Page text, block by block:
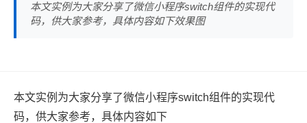
本文实例为大家分享了微信小程序switch组件的实现代
码，供大家参考，具体内容如下效果图
本文实例为大家分享了微信小程序switch组件的实现代
码，供大家参考，具体内容如下